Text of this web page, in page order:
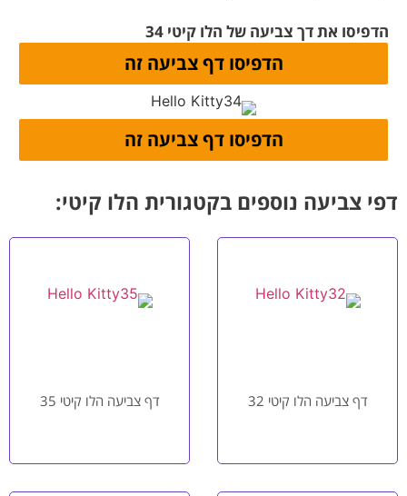
הדפיסו את דך צביעה של הלו קיטי 34
דפי צביעה נוספים בקטגורית הלו קיטי:
דף צביעה הלו קיטי 32 דף צביעה הלו קיטי 35